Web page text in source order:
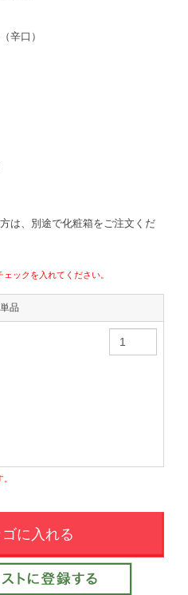
辛口）
は、別途で化粧箱をご注文くだ
ックを入れてください。
単品
に入れる